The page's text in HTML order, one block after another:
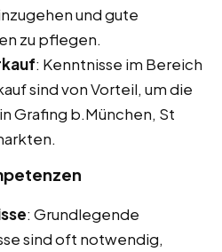
und gute
zu pflegen.
: Kenntnisse im Bereich
sind von Vorteil, um die
Grafing b.München, St
: Grundlegende
sind oft notwendig,